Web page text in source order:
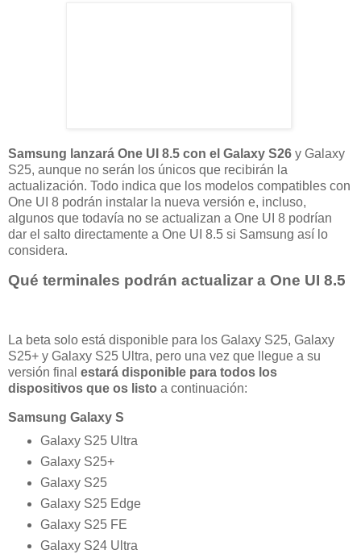
Samsung lanzará One UI 8.5 con el Galaxy S26 y Galaxy
S25, aunque no serán los únicos que recibirán la
actualización. Todo indica que los modelos compatibles con
One UI 8 podrán instalar la nueva versión e, incluso,
algunos que todavía no se actualizan a One UI 8 podrían
dar el salto directamente a One UI 8.5 si Samsung así lo
considera.
Qué terminales podrán actualizar a One UI 8.5
La beta solo está disponible para los Galaxy S25, Galaxy
S25+ y Galaxy S25 Ultra, pero una vez que llegue a su
versión final estará disponible para todos los
dispositivos que os listo a continuación:
Samsung Galaxy S
Galaxy S25 Ultra
Galaxy S25+
Galaxy S25
Galaxy S25 Edge
Galaxy S25 FE
Galaxy S24 Ultra